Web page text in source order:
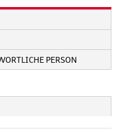
PERSON